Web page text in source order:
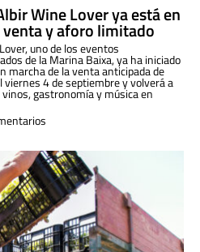
Wine Lover ya está en
y aforo limitado
uno de los eventos
de la Marina Baixa, ya ha iniciado
marcha de la venta anticipada de
4 de septiembre y volverá a
gastronomía y música en